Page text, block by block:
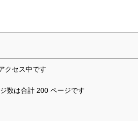
クセス中です
数は合計 200 ページです